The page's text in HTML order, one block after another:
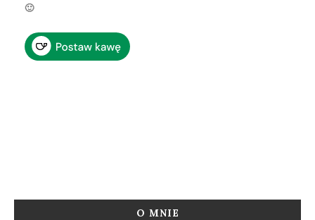
🙂
O MNIE